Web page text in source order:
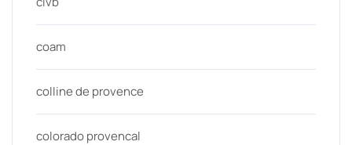
coam
colline de provence
colorado provencal